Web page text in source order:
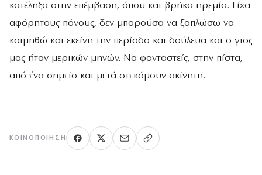
κατέληξα στην επέµβαση, όπου και βρήκα ηρεµία. Είχα
αφόρητους πόνους, δεν µπορούσα να ξαπλώσω να
κοιµηθώ και εκείνη την περίοδο και δούλευα και ο γιος
µας ήταν µερικών µηνών. Να φανταστείς, στην πίστα,
από ένα σηµείο και µετά στεκόµουν ακίνητη.
ΚΟΙΝΟΠΟΊΗΣΗ